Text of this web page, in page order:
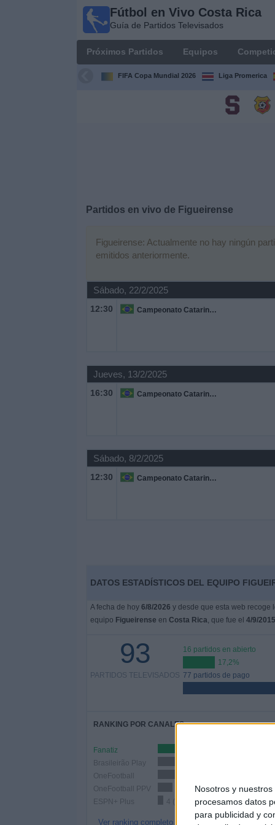
Nosotros y nuestros
procesamos datos
para publicidad y
Fútbol en Vivo Costa Rica
Guía de Partidos Televisados
Próximos Partidos Equipos
FIFA Copa Mundial 2026 Liga Promerica
Partidos en vivo de Figueirense
Figueirense: Actualmente no hay ningún
emitidos anteriormente.
Sábado, 22/2/2025
12:30 Campeonato Catarinense
Jueves, 13/2/2025
16:30 Campeonato Catarinense
Sábado, 8/2/2025
12:30 Campeonato Catarinense
DATOS ESTADÍSTICOS DEL EQUIPO
A fecha de hoy 6/8/2026 y desde que esta web recoge
equipo Figueirense en Costa Rica, que fue el 4/9/2015
93
PARTIDOS TELEVISADOS
16 partidos en abierto
17,2%
77 partidos de pago
RANKING POR CANALES
Fanatiz
Brasileirão Play
OneFootball
OneFootball PPV
11 (11,83%)
ESPN+ Plus
4 (4,3%)
Ver ranking completo